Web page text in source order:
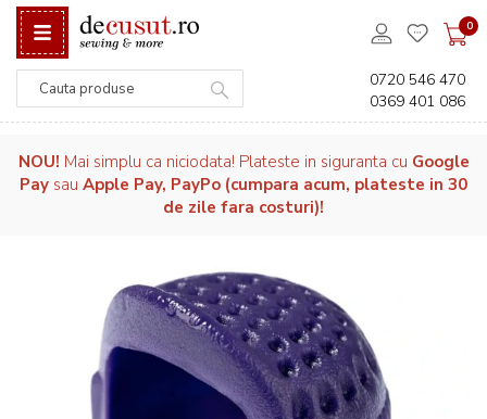
0
0720 546 470
0369 401 086
NOU! Mai simplu ca niciodata! Plateste in siguranta cu Google
Pay sau Apple Pay, PayPo (cumpara acum, plateste in 30
de zile fara costuri)!